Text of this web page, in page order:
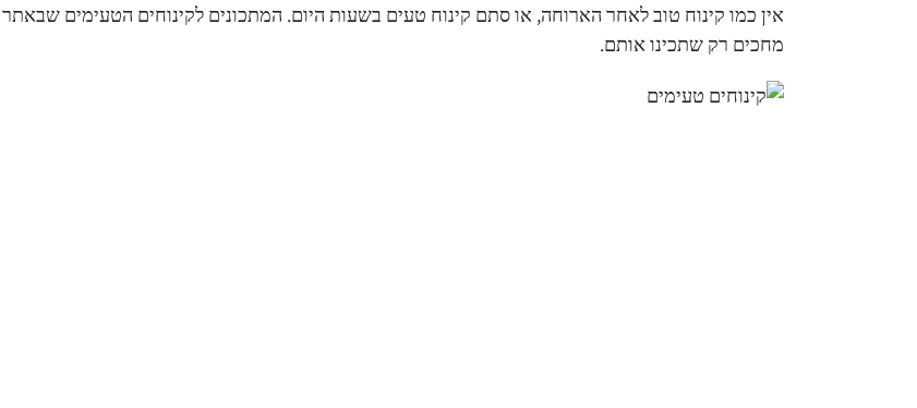
אין כמו קינוח טוב לאחר הארוחה, או סתם קינוח טעים בשעות היום. המתכונים לקינוחים הטעימים שבאתר
מחכים רק שתכינו אותם.